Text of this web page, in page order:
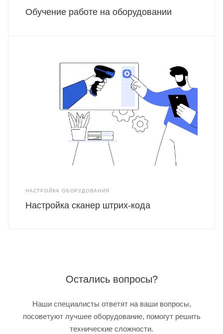
Обучение работе на оборудовании
НАСТРОЙКА ОБОРУДОВАНИЯ
Настройка сканер штрих-кода
Остались вопросы?
Наши специалисты ответят на ваши вопросы,
посоветуют лучшее оборудование, помогут решить
технические сложности.